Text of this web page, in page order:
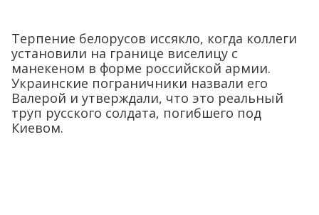
Терпение белорусов иссякло, когда коллеги
установили на границе виселицу с
манекеном в форме российской армии.
Украинские пограничники назвали его
Валерой и утверждали, что это реальный
труп русского солдата, погибшего под
Киевом.